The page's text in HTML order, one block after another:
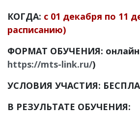
КОГДА: с 01 декабря по 11
расписанию)
ФОРМАТ ОБУЧЕНИЯ:
https://mts-link.ru/)
УСЛОВИЯ УЧАСТИЯ:
В РЕЗУЛЬТАТЕ ОБУЧЕНИЯ: